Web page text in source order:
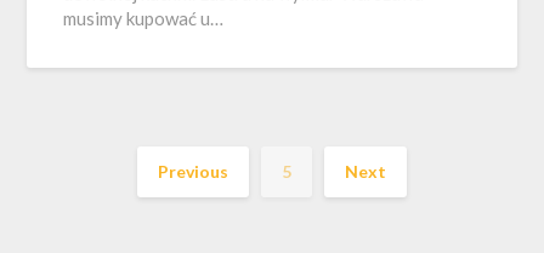
musimy kupować u…
Previous 5 Next